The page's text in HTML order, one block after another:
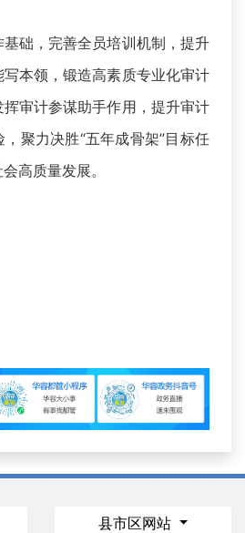
础，完善全员培训机制，提升
本领，锻造高素质专业化审计
审计参谋助手作用，提升审计
聚力决胜“五年成骨架”目标任
高质量发展。
县市区网站